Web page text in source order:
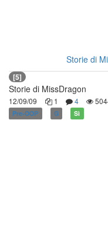
Storie di
[5]
Storie di MissDragon
12/09/09 1 4
Pre-OOP G Sì